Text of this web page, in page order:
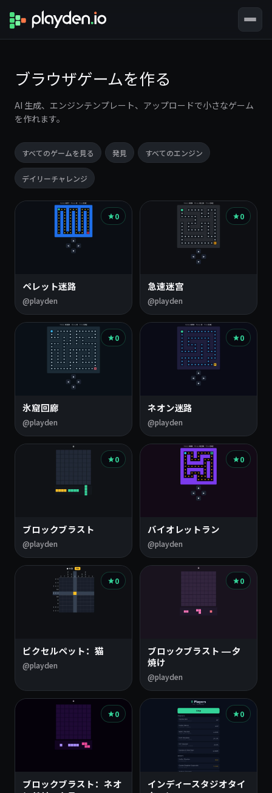
ブラウザゲームを作る
AI 生成、エンジンテンプレート、アップロードで小さなゲーム
を作れます。
すべてのゲームを見る 発見 すべてのエンジン
デイリーチャレンジ
ゲ
覧
0
ペレット迷路
@playden
0
急速迷宫
@playden
0
氷窟回廊
@playden
0
ネオン迷路
@playden
0
ブロックブラスト
@playden
0
バイオレットラン
@playden
0
ピクセルペット：猫
@playden
0
ブロックブラスト — 夕
焼け
@playden
0
ブロックブラスト：ネオ
0
インディースタジオタイ